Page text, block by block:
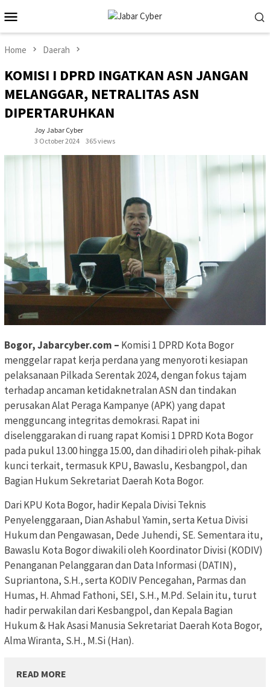
to
contentMenu
Home Daerah
KOMISI I DPRD INGATKAN ASN JANGAN
MELANGGAR, NETRALITAS ASN
DIPERTARUHKAN
Joy Jabar Cyber
3 October 2024
365 views
Bogor, Jabarcyber.com – Komisi 1 DPRD Kota Bogor
menggelar rapat kerja perdana yang menyoroti kesiapan
pelaksanaan Pilkada Serentak 2024, dengan fokus tajam
terhadap ancaman ketidaknetralan ASN dan tindakan
perusakan Alat Peraga Kampanye (APK) yang dapat
mengguncang integritas demokrasi. Rapat ini
diselenggarakan di ruang rapat Komisi 1 DPRD Kota Bogor
pada pukul 13.00 hingga 15.00, dan dihadiri oleh pihak-pihak
kunci terkait, termasuk KPU, Bawaslu, Kesbangpol, dan
Bagian Hukum Sekretariat Daerah Kota Bogor.
Dari KPU Kota Bogor, hadir Kepala Divisi Teknis
Penyelenggaraan, Dian Ashabul Yamin, serta Ketua Divisi
Hukum dan Pengawasan, Dede Juhendi, SE. Sementara itu,
Bawaslu Kota Bogor diwakili oleh Koordinator Divisi (KODIV)
Penanganan Pelanggaran dan Data Informasi (DATIN),
Supriantona, S.H., serta KODIV Pencegahan, Parmas dan
Humas, H. Ahmad Fathoni, SEI, S.H., M.Pd. Selain itu, turut
hadir perwakilan dari Kesbangpol, dan Kepala Bagian
Hukum & Hak Asasi Manusia Sekretariat Daerah Kota Bogor,
Alma Wiranta, S.H., M.Si (Han).
READ MORE